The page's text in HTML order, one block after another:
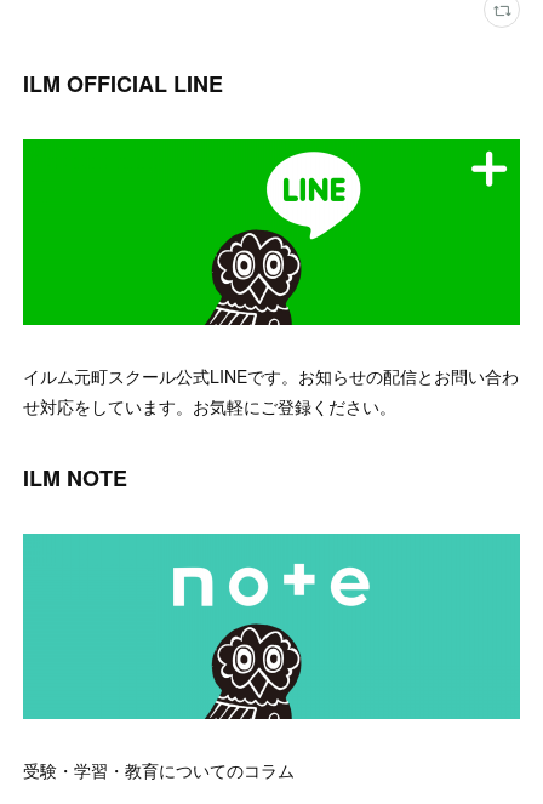
ILM OFFICIAL LINE
イルム元町スクール公式LINEです。お知らせの配信とお問い合わ
せ対応をしています。お気軽にご登録ください。
ILM NOTE
受験・学習・教育についてのコラム